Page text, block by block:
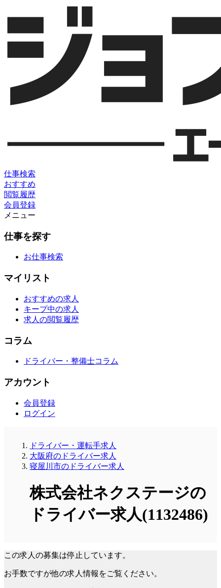
仕事検索
おすすめ
閲覧履歴
会員登録
メニュー
仕事を探す
お仕事検索
マイリスト
おすすめの求人
キープ中の求人
求人の閲覧履歴
コラム
ドライバー・整備士コラム
アカウント
会員登録
ログイン
ドライバー・運転手求人
大阪府のドライバー求人
寝屋川市のドライバー求人
株式会社ネクステージの
ドライバー求人(1132486)
この求人の募集は停止しています。
お手数ですが他の求人情報をご覧ください。